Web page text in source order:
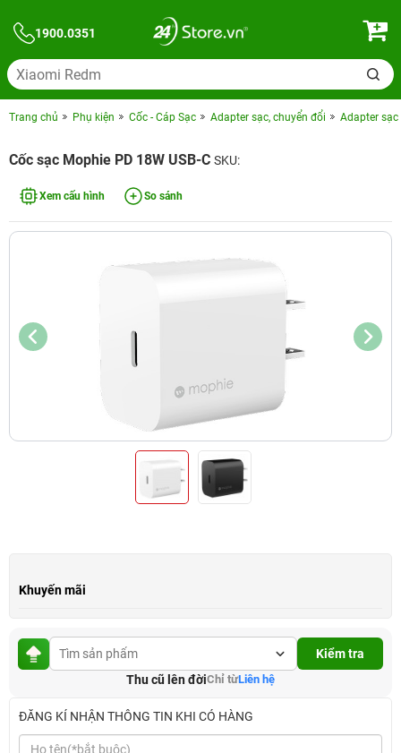
1900.0351
Trang chủ Phụ kiện Cốc - Cáp Sạc Adapter sạc, chuyển đổi Adapter sạc
Cốc sạc Mophie PD 18W USB-C SKU:
Xem cấu hình So sánh
Khuyến mãi
Kiểm tra
Thu cũ lên đờiChỉ từLiên hệ
ĐĂNG KÍ NHẬN THÔNG TIN KHI CÓ HÀNG